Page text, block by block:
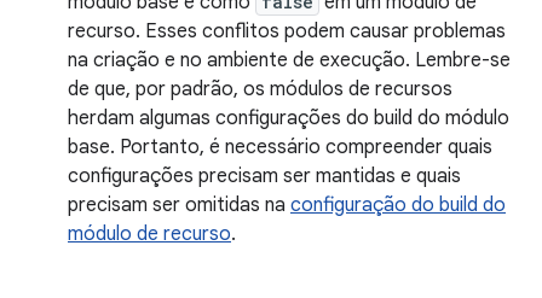
recurso. Esses conflitos podem causar problemas
na criação e no ambiente de execução. Lembre-se
de que, por padrão, os módulos de recursos
herdam algumas configurações do build do módulo
base. Portanto, é necessário compreender quais
configurações precisam ser mantidas e quais
precisam ser omitidas na configuração do build do
módulo de recurso.